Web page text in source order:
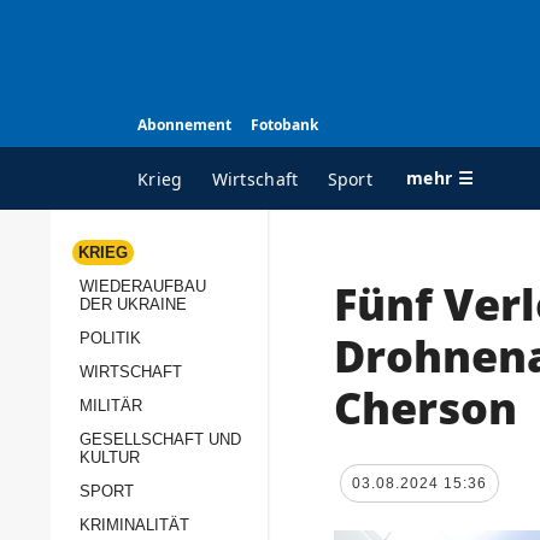
Abonnement Fotobank
Krieg Wirtschaft Sport mehr ☰
ALLE RUBRIKEN
Wiederaufbau der
Politik
Militär
KRIEG
WIEDERAUFBAU
DER UKRAINE
POLITIK
WIRTSCHAFT
MILITÄR
GESELLSCHAFT UND
KULTUR
SPORT
KRIMINALITÄT
Fünf
Cherson
03.08.2024 15:36